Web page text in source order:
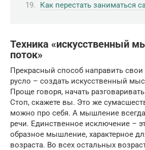
Как перестать заниматься
Техника «искусственный
поток»
Прекрасный способ направить
русло – создать искусственный
Проще говоря, начать
Стоп, скажете вы. Это же
можно про себя. А мышление
речи. Единственное исключение –
образное мышление, характерное
возраста. Во всех остальных